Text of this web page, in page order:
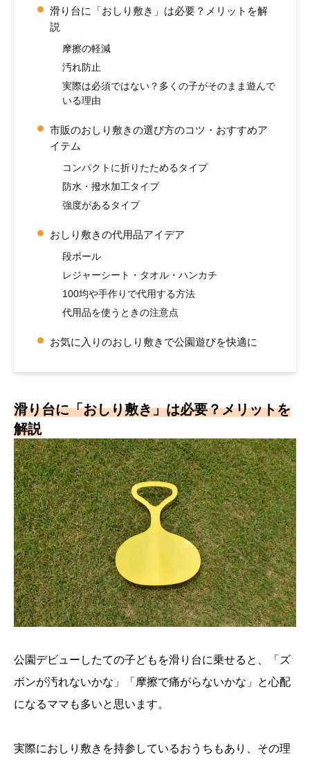
滑り台に「おしり敷き」は必要？メリットを解
説
摩擦の軽減
汚れ防止
実際は必須ではない？多くの子がそのまま遊んで
いる理由
市販のおしり敷きの選び方のコツ・おすすめア
イテム
コンパクトに折りたためるタイプ
防水・撥水加工タイプ
強度があるタイプ
おしり敷きの代用品アイデア
段ボール
レジャーシート・タオル・ハンカチ
100均や手作りで代用する方法
代用品を使うときの注意点
お気に入りのおしり敷きで公園遊びを快適に
滑り台に「おしり敷き」は必要？メリットを
解説
公園デビューしたての子どもを滑り台に乗せると、「ズ
ボンが汚れないかな」「摩擦で痛がらないかな」と心配
になるママも多いと思います。
実際におしり敷きを持参しているおうちもあり、その理